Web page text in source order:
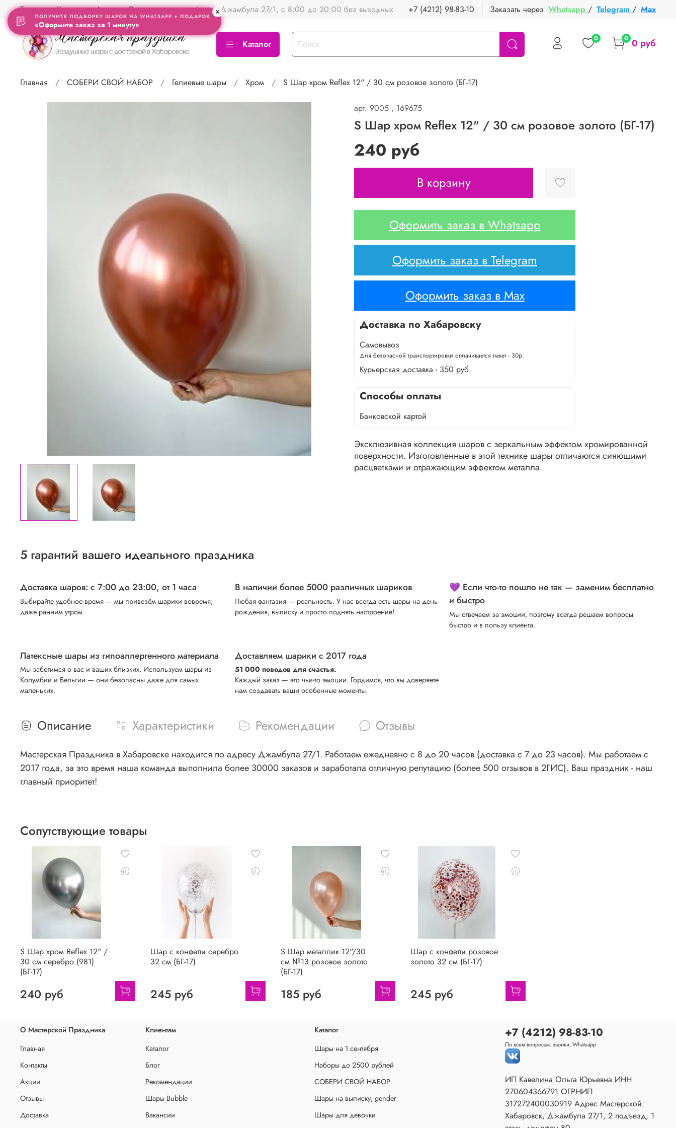
Главная Контакты Акции Отзывы Адрес Джамбула 27/1, с 8:00 до 20:00 без выходных +7 (4212) 98-83-10 Заказать через Whatsapp / Telegram / Max
Каталог 0 0 0 руб
Главная СОБЕРИ СВОЙ НАБОР Гелиевые шары Хром S Шар хром Reflex 12" / 30 см розовое золото (БГ-17)
арт. 9005 , 169675
S Шар хром Reflex 12" / 30 см розовое золото (БГ-17)
240 руб
В корзину
Оформить заказ в Whatsapp
Оформить заказ в Telegram
Оформить заказ в Max
Доставка по Хабаровску
Самовывоз
Для безопасной транспортировки оплачивается пакет - 30р.
Курьерская доставка - 350 руб.
Способы оплаты
Банковской картой
Эксклюзивная коллекция шаров с зеркальным эффектом хромированной
поверхности. Изготовленные в этой технике шары отличаются сияющими
расцветками и отражающим эффектом металла.
5 гарантий вашего идеального праздника
Доставка шаров: с 7:00 до 23:00, от 1 часа
Выбирайте удобное время — мы привезём шарики вовремя,
даже ранним утром.
В наличии более 5000 различных шариков
Любая фантазия — реальность. У нас всегда есть шары на день
рождения, выписку и просто поднять настроение!
💜 Если что-то пошло не так — заменим бесплатно
и быстро
Мы отвечаем за эмоции, поэтому всегда решаем вопросы
быстро и в пользу клиента.
Латексные шары из гипоаллергенного материала
Мы заботимся о вас и ваших близких. Используем шары из
Колумбии и Бельгии — они безопасны даже для самых
маленьких.
Доставляем шарики с 2017 года
51 000 поводов для счастья.
Каждый заказ — это чьи-то эмоции. Гордимся, что вы доверяете
нам создавать ваши особенные моменты.
Описание Характеристики Рекомендации Отзывы
Мастерская Праздника в Хабаровске находится по адресу Джамбула 27/1. Работаем ежедневно с 8 до 20 часов (доставка с 7 до 23 часов). Мы работаем с
2017 года, за это время наша команда выполнила более 30000 заказов и заработала отличную репутацию (более 500 отзывов в 2ГИС). Ваш праздник - наш
главный приоритет!
Сопутствующие товары
S Шар хром Reflex 12" /
30 см серебро (981)
(БГ-17)
240 руб
Шар с конфетти серебро
32 см (БГ-17)
245 руб
S Шар металлик 12"/30
см №13 розовое золото
(БГ-17)
185 руб
Шар с конфетти розовое
золото 32 см (БГ-17)
245 руб
О Мастерской Праздника
Главная
Контакты
Акции
Отзывы
Доставка
Клиентам
Каталог
Блог
Рекомендации
Шары Bubble
Вакансии
Каталог
Шары на 1 сентября
Наборы до 2500 рублей
СОБЕРИ СВОЙ НАБОР
Шары на выписку, gender
Шары для девочки
+7 (4212) 98-83-10
По всем вопросам: звонки, Whatsapp
ИП Кавелина Ольга Юрьевна ИНН
270604366791 ОГРНИП
317272400030919 Адрес Мастерской:
Хабаровск, Джамбула 27/1, 2 подъезд, 1
ПОЛУЧИТЕ ПОДБОРКУ ШАРОВ НА WHATSAPP + ПОДАРОК
«Оформите заказ за 1 минуту»